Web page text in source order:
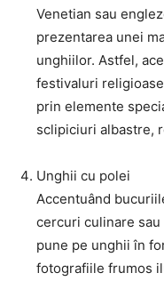
Venetian sau
prezentarea unei
unghiilor. Astfel,
festivaluri
prin elemente
sclipiciuri albastre,
Unghii cu polei
Accentuând
cercuri culinare
pune pe unghii în
fotografiile frumos